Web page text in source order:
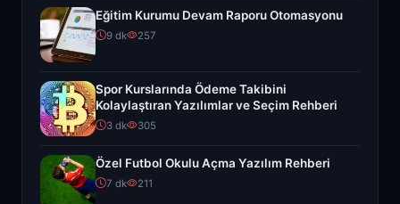
Eğitim Kurumu Devam Raporu Otomasyonu
9 dk 257
Spor Kurslarında Ödeme Takibini
Kolaylaştıran Yazılımlar ve Seçim Rehberi
3 dk 305
Özel Futbol Okulu Açma Yazılım Rehberi
7 dk 211